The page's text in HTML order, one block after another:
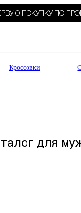
ПОКУПКУ ПО
Кроссовки
для